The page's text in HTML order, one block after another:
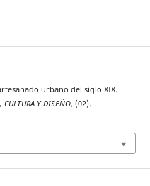
urbano del siglo XIX.
CULTURA Y DISEÑO, (02).